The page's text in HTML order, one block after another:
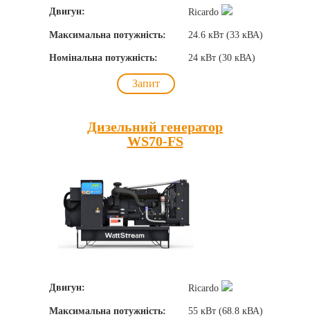
Двигун: Ricardo
Максимальна потужність: 24.6 кВт (33 кВА)
Номінальна потужність: 24 кВт (30 кВА)
Запит
Дизельний генератор
WS70-FS
Двигун: Ricardo
Максимальна потужність: 55 кВт (68.8 кВА)